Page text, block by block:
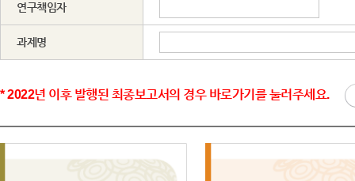
연구책임자
과제명
* 2022년 이후 발행된 최종보고서의 경우 바로가기를 눌러주세요.